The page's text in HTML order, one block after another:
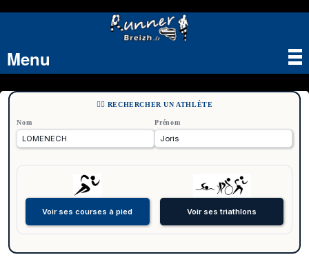
Menu
🏃‍♂️ RECHERCHER UN ATHLÈTE
Nom Prénom